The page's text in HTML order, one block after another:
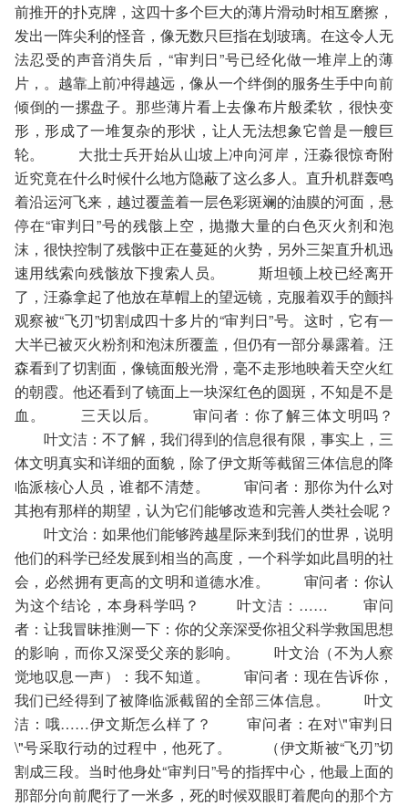
前推开的扑克牌，这四十多个巨大的薄片滑动时相互磨擦，
发出一阵尖利的怪音，像无数只巨指在划玻璃。在这令人无
法忍受的声音消失后，“审判日”号已经化做一堆岸上的薄
片，。越靠上前冲得越远，像从一个绊倒的服务生手中向前
倾倒的一摞盘子。那些薄片看上去像布片般柔软，很快变
形，形成了一堆复杂的形状，让人无法想象它曾是一艘巨
轮。 大批士兵开始从山坡上冲向河岸，汪淼很惊奇附
近究竟在什么时候什么地方隐蔽了这么多人。直升机群轰鸣
着沿运河飞来，越过覆盖着一层色彩斑斓的油膜的河面，悬
停在“审判日”号的残骸上空，抛撒大量的白色灭火剂和泡
沫，很快控制了残骸中正在蔓延的火势，另外三架直升机迅
速用线索向残骸放下搜索人员。 斯坦顿上校已经离开
了，汪淼拿起了他放在草帽上的望远镜，克服着双手的颤抖
观察被“飞刃”切割成四十多片的“审判日”号。这时，它有一
大半已被灭火粉剂和泡沫所覆盖，但仍有一部分暴露着。汪
森看到了切割面，像镜面般光滑，毫不走形地映着天空火红
的朝霞。他还看到了镜面上一块深红色的圆斑，不知是不是
血。 三天以后。 审问者：你了解三体文明吗？
叶文洁：不了解，我们得到的信息很有限，事实上，三
体文明真实和详细的面貌，除了伊文斯等截留三体信息的降
临派核心人员，谁都不清楚。 审问者：那你为什么对
其抱有那样的期望，认为它们能够改造和完善人类社会呢？
叶文治：如果他们能够跨越星际来到我们的世界，说明
他们的科学已经发展到相当的高度，一个科学如此昌明的社
会，必然拥有更高的文明和道德水准。 审问者：你认
为这个结论，本身科学吗？ 叶文洁：…… 审问
者：让我冒昧推测一下：你的父亲深受你祖父科学救国思想
的影响，而你又深受父亲的影响。 叶文治（不为人察
觉地叹息一声）：我不知道。 审问者：现在告诉你，
我们已经得到了被降临派截留的全部三体信息。 叶文
洁：哦……伊文斯怎么样了？ 审问者：在对\"审判日
\"号采取行动的过程中，他死了。 （伊文斯被“飞刃”切
割成三段。当时他身处“审判日”号的指挥中心，他最上面的
那部分向前爬行了一米多，死的时候双眼盯着爬向的那个方